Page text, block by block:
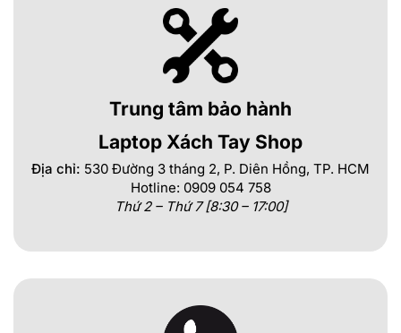
Trung tâm bảo hành
Laptop Xách Tay Shop
Địa chỉ: 530 Đường 3 tháng 2, P. Diên Hồng, TP. HCM
Hotline: 0909 054 758
Thứ 2 – Thứ 7 [8:30 – 17:00]